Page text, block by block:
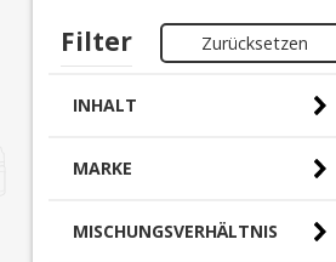
Filter Zurücksetzen
INHALT
MARKE
MISCHUNGSVERHÄLTNIS